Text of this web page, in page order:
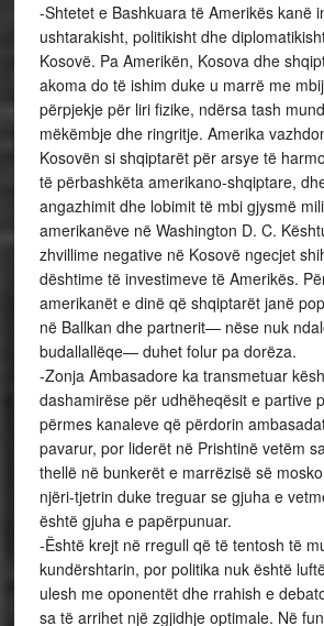
-Shtetet e Bashkuara të Amerikës kanë
ushtarakisht, politikisht dhe
Kosovë. Pa Amerikën, Kosova dhe
akoma do të ishim duke u marrë me
përpjekje për liri fizike, ndërsa tash
mëkëmbje dhe ringritje. Amerika
Kosovën si shqiptarët për arsye të
të përbashkëta amerikano-shqiptare,
angazhimit dhe lobimit të mbi gjysmë
amerikanëve në Washington D. C.
zhvillime negative në Kosovë ngecjet
dështime të investimeve të Amerikës.
amerikanët e dinë që shqiptarët janë
në Ballkan dhe partnerit— nëse nuk
budallallëqe— duhet folur pa dorëza.
-Zonja Ambasadore ka transmetuar
dashamirëse për udhëheqësit e partive
përmes kanaleve që përdorin
pavarur, por liderët në Prishtinë vetëm
thellë në bunkerët e marrëzisë së
njëri-tjetrin duke treguar se gjuha e
është gjuha e papërpunuar.
-Është krejt në rregull që të tentosh të
kundërshtarin, por politika nuk është
ulesh me oponentët dhe rrahish e
sa të arrihet një zgjidhje optimale. Në